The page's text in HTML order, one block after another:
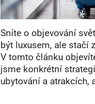
Sníte o objevování
být luxusem, ale stačí
V tomto článku
jsme konkrétní
ubytování a atrakcích,